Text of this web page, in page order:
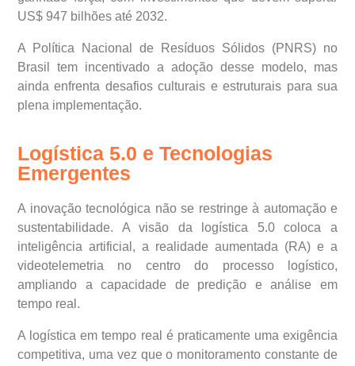
US$ 947 bilhões até 2032.
A Política Nacional de Resíduos Sólidos (PNRS) no
Brasil tem incentivado a adoção desse modelo, mas
ainda enfrenta desafios culturais e estruturais para sua
plena implementação.
Logística 5.0 e Tecnologias
Emergentes
A inovação tecnológica não se restringe à automação e
sustentabilidade. A visão da logística 5.0 coloca a
inteligência artificial, a realidade aumentada (RA) e a
videotelemetria no centro do processo logístico,
ampliando a capacidade de predição e análise em
tempo real.
A logística em tempo real é praticamente uma exigência
competitiva, uma vez que o monitoramento constante de